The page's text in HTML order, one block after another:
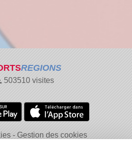
REGIONS
503510 visites
Gestion des cookies